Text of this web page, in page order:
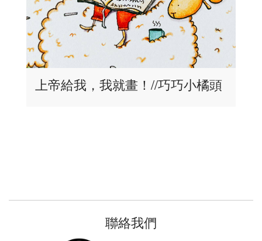
上帝給我，我就畫！//巧巧小橘頭
聯絡我們